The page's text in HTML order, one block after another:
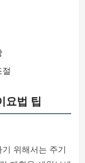
요법 팁
위해서는 주기